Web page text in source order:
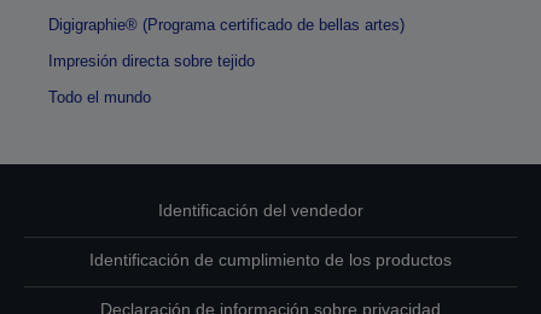
Digigraphie® (Programa certificado de bellas artes)
Impresión directa sobre tejido
Todo el mundo
Identificación del vendedor
Identificación de cumplimiento de los productos
Declaración de información sobre privacidad